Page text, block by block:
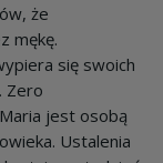
że
mękę.
się swoich
Zero
jest osobą
Ustalenia